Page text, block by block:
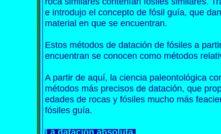
e introdujo el concepto de fósil guía, que
material en que se encuentran.
Estos métodos de datación de fósiles a
encuentran se conocen como métodos
A partir de aquí, la ciencia paleontológica
métodos más precisos de datación, que
edades de rocas y fósiles mucho más
fósiles guía.